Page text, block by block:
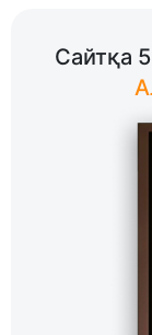
Сайтқа